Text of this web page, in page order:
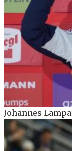
Johannes